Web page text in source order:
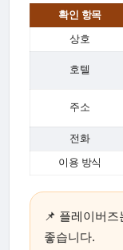
확인 항목
상호
호텔
주소
전화
이용 방식
📌 플레이버
좋습니다.